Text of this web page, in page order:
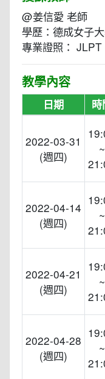
@姜信愛 老師
學歷：德成女子
專業證照：
教學內容
日期 時
2022-03-31
(週四)
~
2022-04-14
(週四)
~
2022-04-21
(週四)
~
2022-04-28
(週四)
~